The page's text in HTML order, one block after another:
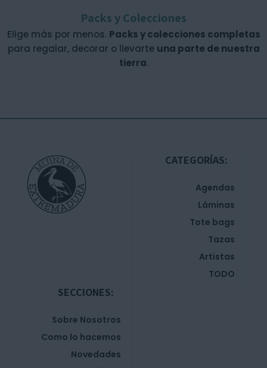
Packs y Colecciones
Elige más por menos. Packs y colecciones completas
para regalar, decorar o llevarte una parte de nuestra
tierra.
CATEGORÍAS:
Agendas
Láminas
Tote bags
Tazas
Artistas
TODO
SECCIONES:
Sobre Nosotros
Como lo hacemos
Novedades